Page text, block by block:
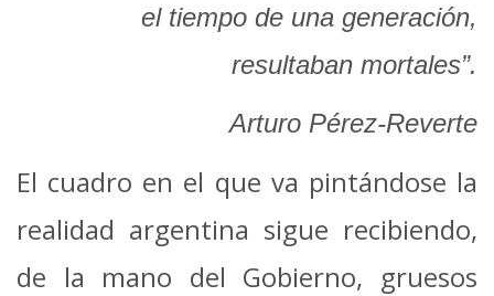
el tiempo de una generación,
resultaban mortales”.
Arturo Pérez-Reverte
El cuadro en el que va pintándose la
realidad argentina sigue recibiendo,
de la mano del Gobierno, gruesos